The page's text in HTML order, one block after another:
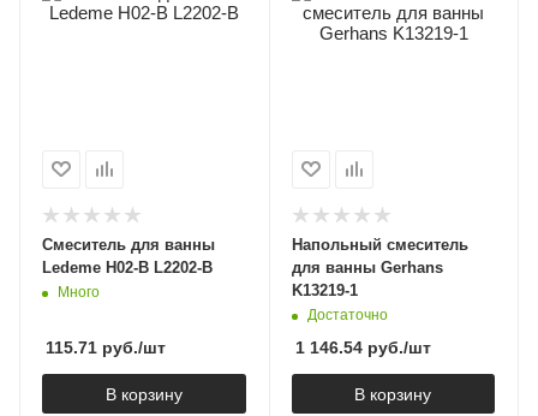
Смеситель для ванны
Ledeme H02-B L2202-B
Много
115.71 руб./шт
В корзину
Напольный смеситель
для ванны Gerhans
K13219-1
Достаточно
1 146.54руб./шт
В корзину